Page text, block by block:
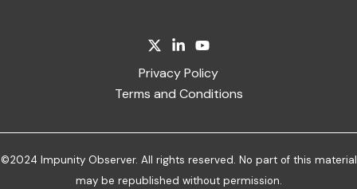
Privacy Policy
Terms and Conditions
©2024 Impunity Observer. All rights reserved. No part of this material
may be republished without permission.